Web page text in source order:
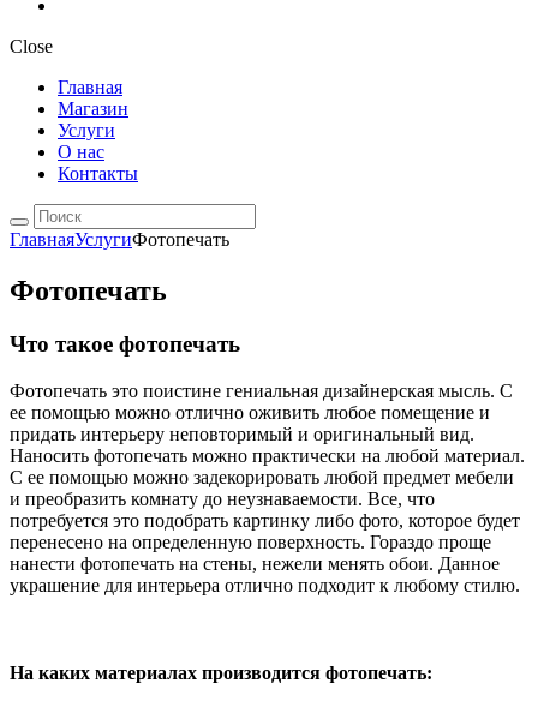
Close
Главная
Магазин
Услуги
О нас
Контакты
ГлавнаяУслугиФотопечать
Фотопечать
Что такое фотопечать
Фотопечать это поистине гениальная дизайнерская мысль. С
ее помощью можно отлично оживить любое помещение и
придать интерьеру неповторимый и оригинальный вид.
Наносить фотопечать можно практически на любой материал.
С ее помощью можно задекорировать любой предмет мебели
и преобразить комнату до неузнаваемости. Все, что
потребуется это подобрать картинку либо фото, которое будет
перенесено на определенную поверхность. Гораздо проще
нанести фотопечать на стены, нежели менять обои. Данное
украшение для интерьера отлично подходит к любому стилю.
На каких материалах производится фотопечать: